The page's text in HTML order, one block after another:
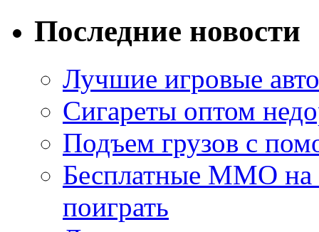
Последние новости
Лучшие игровые
Сигареты оптом
Подъем грузов с
Бесплатные MMO
поиграть